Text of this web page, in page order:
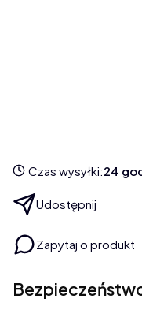
Czas wysyłki:24
Udostępnij
Zapytaj o produkt